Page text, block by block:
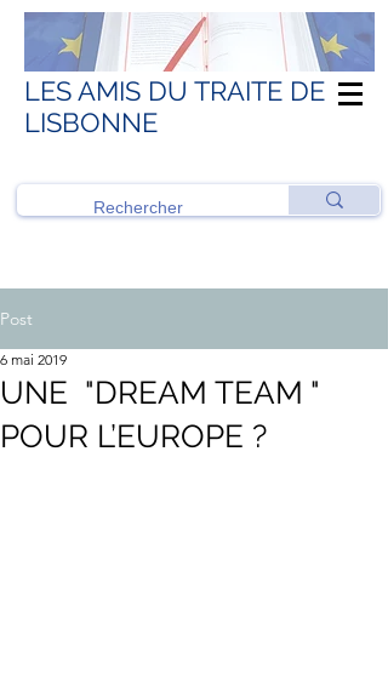
LES AMIS DU TRAITE DE
LISBONNE
Post
UNE "DREAM TEAM "
POUR L’EUROPE ?
6 mai 2019